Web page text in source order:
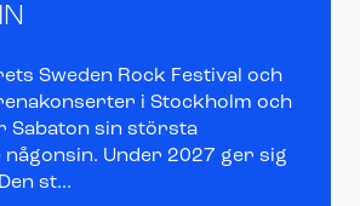
Sweden Rock Festival och
i Stockholm och
Sabaton sin största
Under 2027 ger sig
st...